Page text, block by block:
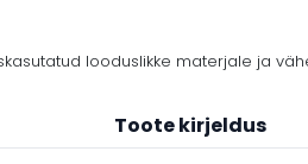
looduslikke materjale ja
Toote kirjeldus